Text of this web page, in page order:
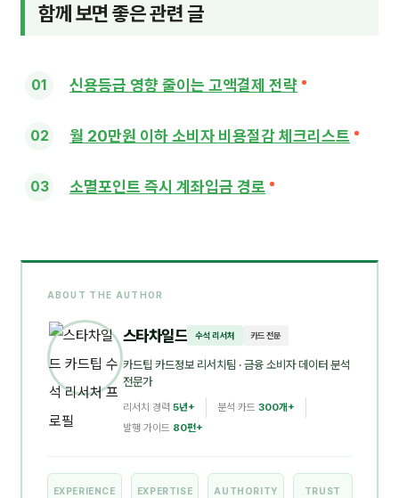
함께 보면 좋은 관련 글
신용등급 영향 줄이는 고액결제 전략
월 20만원 이하 소비자 비용절감 체크리스트
소멸포인트 즉시 계좌입금 경로
ABOUT THE AUTHOR
스타차일드 수석 리서처 카드 전문
카드팁 카드정보 리서치팀 · 금융 소비자 데이터 분석
전문가
리서치 경력 5년+ 분석 카드 300개+
발행 가이드 80편+
EXPERIENCE EXPERTISE AUTHORITY TRUST